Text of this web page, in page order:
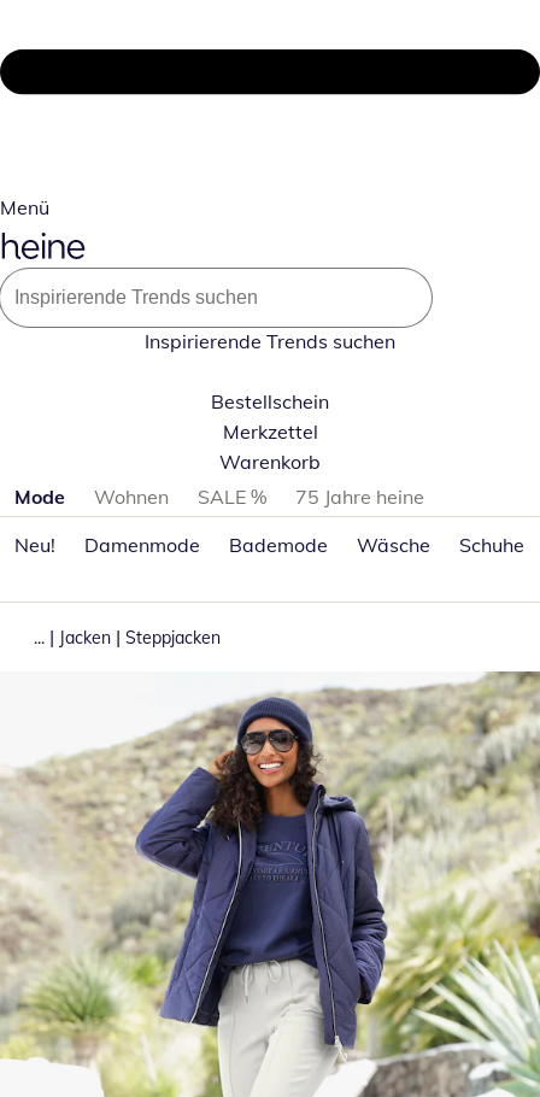
Menü
Inspirierende Trends suchen
Bestellschein
Merkzettel
Warenkorb
Produktkategorien überspringen
Mode Wohnen SALE %
75 Jahre heine
Neu!
Damenmode Bademode Wäsche Schuhe
... | Jacken | Steppjacken